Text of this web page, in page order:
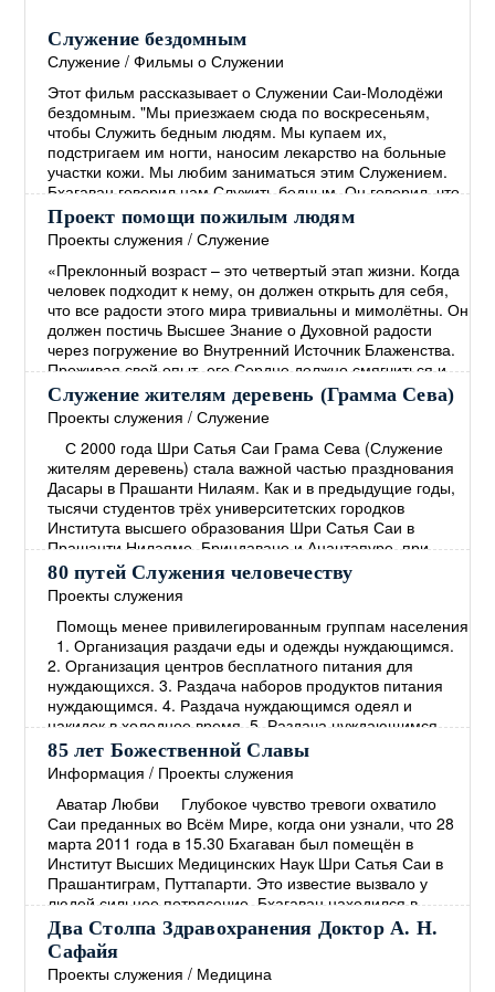
Служение бездомным
Служение /Фильмы о Служении
Этот фильм рассказывает о Служении Саи-Молодёжи
бездомным. "Мы приезжаем сюда по воскресеньям,
чтобы Служить бедным людям. Мы купаем их,
подстригаем им ногти, наносим лекарство на больные
участки кожи. Мы любим заниматься этим Служением.
Бхагаван говорил нам Служить бедным. Он говорил, что
руки, занимающиеся Служением, более Святы, чем
губы, произносящие Молитвы. ..."
→
Проект помощи пожилым людям
Проекты служения /Служение
«Преклонный возраст – это четвертый этап жизни. Когда
человек подходит к нему, он должен открыть для себя,
что все радости этого мира тривиальны и мимолётны. Он
должен постичь Высшее Знание о Духовной радости
через погружение во Внутренний Источник Блаженства.
Проживая свой опыт, его Сердце должно смягчиться и
наполниться Состраданием. Человек должен
сосредоточиться на том, чтобы способствовать
прогрессу всех живых существ, не проводя между
Служение жителям деревень (Грамма Сева)
Проекты служения /Служение
С 2000 года Шри Сатья Саи Грама Сева (Служение
жителям деревень) стала важной частью празднования
Дасары в Прашанти Нилаям. Как и в предыдущие годы,
тысячи студентов трёх университетских городков
Института высшего образования Шри Сатья Саи в
Прашанти Нилаяме, Бриндаване и Анантапуре, при
участии учеников Средней школы Шри Сатья Саи в
Прашанти Нилаяме, наряду с персоналом этих учебных
заведений, приняли участие в Грама Севе
80 путей Служения человечеству
Проекты служения
Помощь менее привилегированным группам населения
1. Организация раздачи еды и одежды нуждающимся.
2. Организация центров бесплатного питания для
нуждающихся. 3. Раздача наборов продуктов питания
нуждающимся. 4. Раздача нуждающимся одеял и
накидок в холодное время. 5. Раздача нуждающимся
пищи, богатой протеином. 6. Установление опеки над
малообеспеченными семьями и организация
систематической помощи. 7. Организация программ
помощи деревням с→
85 лет Божественной Славы
Информация / Проекты служения
Аватар Любви Глубокое чувство тревоги охватило
Саи преданных во Всём Мире, когда они узнали, что 28
марта 2011 года в 15.30 Бхагаван был помещён в
Институт Высших Медицинских Наук Шри Сатья Саи в
Прашантиграм, Путтапарти. Это известие вызвало у
людей сильное потрясение. Бхагаван находился в
госпитале 27 дней, и группа медицинских экспертов
обеспечивала его лучшим лечением, какое только
возможно. Но Бхагаван принял решение закончить
Два Столпа Здравохранения Доктор А. Н.
Сафайя
Проекты служения / Медицина